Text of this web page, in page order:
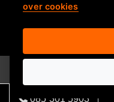
085 301 5903
over cookies